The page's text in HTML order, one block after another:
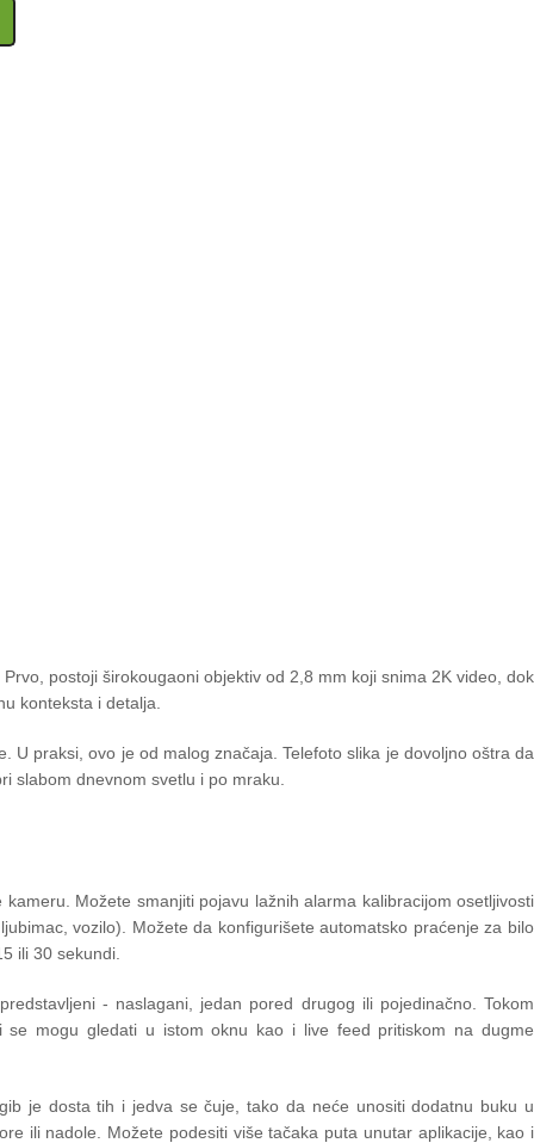
postoji širokougaoni objektiv od 2,8 mm koji snima 2K video, dok
konteksta i detalja.
U praksi, ovo je od malog značaja. Telefoto slika je dovoljno oštra da
slabom dnevnom svetlu i po mraku.
Možete smanjiti pojavu lažnih alarma kalibracijom osetljivosti
vozilo). Možete da konfigurišete automatsko praćenje za bilo
ili 30 sekundi.
- naslagani, jedan pored drugog ili pojedinačno. Tokom
se mogu gledati u istom oknu kao i live feed pritiskom na dugme
je dosta tih i jedva se čuje, tako da neće unositi dodatnu buku u
ili nadole. Možete podesiti više tačaka puta unutar aplikacije, kao i